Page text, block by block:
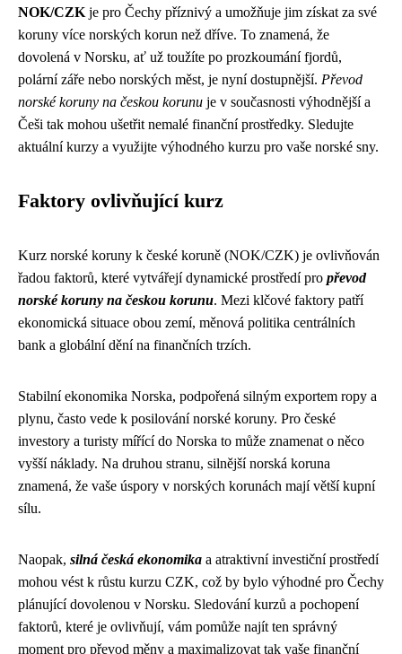
NOK/CZK je pro Čechy příznivý a umožňuje jim získat za své
koruny více norských korun než dříve. To znamená, že
dovolená v Norsku, ať už toužíte po prozkoumání fjordů,
polární záře nebo norských měst, je nyní dostupnější. Převod
norské koruny na českou korunu je v současnosti výhodnější a
Češi tak mohou ušetřit nemalé finanční prostředky. Sledujte
aktuální kurzy a využijte výhodného kurzu pro vaše norské sny.
Faktory ovlivňující kurz
Kurz norské koruny k české koruně (NOK/CZK) je ovlivňován
řadou faktorů, které vytvářejí dynamické prostředí pro převod
norské koruny na českou korunu. Mezi klčové faktory patří
ekonomická situace obou zemí, měnová politika centrálních
bank a globální dění na finančních trzích.
Stabilní ekonomika Norska, podpořená silným exportem ropy a
plynu, často vede k posilování norské koruny. Pro české
investory a turisty mířící do Norska to může znamenat o něco
vyšší náklady. Na druhou stranu, silnější norská koruna
znamená, že vaše úspory v norských korunách mají větší kupní
sílu.
Naopak, silná česká ekonomika a atraktivní investiční prostředí
mohou vést k růstu kurzu CZK, což by bylo výhodné pro Čechy
plánující dovolenou v Norsku. Sledování kurzů a pochopení
faktorů, které je ovlivňují, vám pomůže najít ten správný
moment pro převod měny a maximalizovat tak vaše finanční